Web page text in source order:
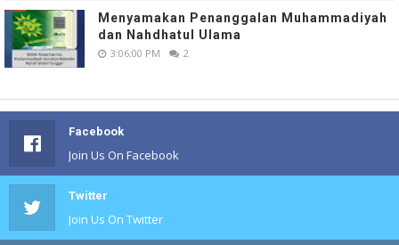
Menyamakan Penanggalan Muhammadiyah
dan Nahdhatul Ulama
3:06:00 PM 2
Facebook
Join Us On Facebook
Twitter
Join Us On Twitter